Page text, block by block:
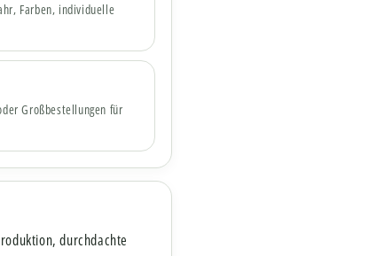
Farben, individuelle
Großbestellungen für
durchdachte